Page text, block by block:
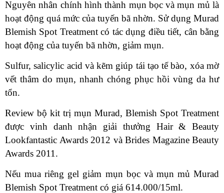
Nguyên nhân chính hình thành mụn bọc và mụn mủ là
hoạt động quá mức của tuyến bã nhờn. Sử dụng Murad
Blemish Spot Treatment có tác dụng điều tiết, cân bằng
hoạt động của tuyến bã nhờn, giảm mụn.
Sulfur, salicylic acid và kẽm giúp tái tạo tế bào, xóa mờ
vết thâm do mụn, nhanh chóng phục hồi vùng da hư
tổn.
Review bộ kit trị mụn Murad, Blemish Spot Treatment
được vinh danh nhận giải thưởng Hair & Beauty
Lookfantastic Awards 2012 và Brides Magazine Beauty
Awards 2011.
Nếu mua riêng gel giảm mụn bọc và mụn mủ Murad
Blemish Spot Treatment có giá 614.000/15ml.